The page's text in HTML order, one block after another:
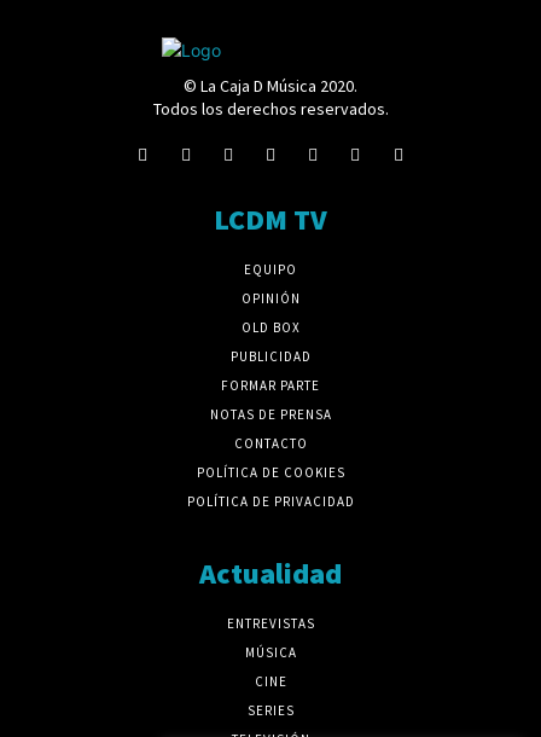
© La Caja D Música 2020.
Todos los derechos reservados.
LCDM TV
EQUIPO
OPINIÓN
OLD BOX
PUBLICIDAD
FORMAR PARTE
NOTAS DE PRENSA
CONTACTO
POLÍTICA DE COOKIES
POLÍTICA DE PRIVACIDAD
Actualidad
ENTREVISTAS
MÚSICA
CINE
SERIES